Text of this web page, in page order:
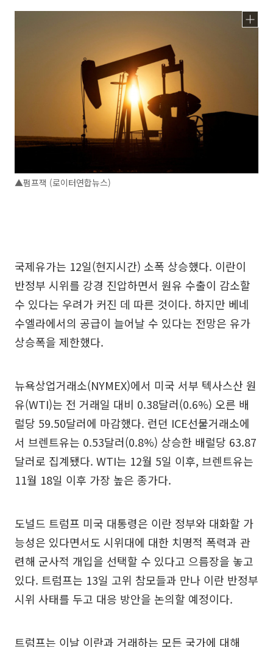
▲펌프잭 (로이터연합뉴스)
국제유가는 12일(현지시간) 소폭 상승했다. 이란이
반정부 시위를 강경 진압하면서 원유 수출이 감소할
수 있다는 우려가 커진 데 따른 것이다. 하지만 베네
수엘라에서의 공급이 늘어날 수 있다는 전망은 유가
상승폭을 제한했다.
뉴욕상업거래소(NYMEX)에서 미국 서부 텍사스산 원
유(WTI)는 전 거래일 대비 0.38달러(0.6%) 오른 배
럴당 59.50달러에 마감했다. 런던 ICE선물거래소에
서 브렌트유는 0.53달러(0.8%) 상승한 배럴당 63.87
달러로 집계됐다. WTI는 12월 5일 이후, 브렌트유는
11월 18일 이후 가장 높은 종가다.
도널드 트럼프 미국 대통령은 이란 정부와 대화할 가
능성은 있다면서도 시위대에 대한 치명적 폭력과 관
련해 군사적 개입을 선택할 수 있다고 으름장을 놓고
있다. 트럼프는 13일 고위 참모들과 만나 이란 반정부
시위 사태를 두고 대응 방안을 논의할 예정이다.
트럼프는 이날 이란과 거래하는 모든 국가에 대해